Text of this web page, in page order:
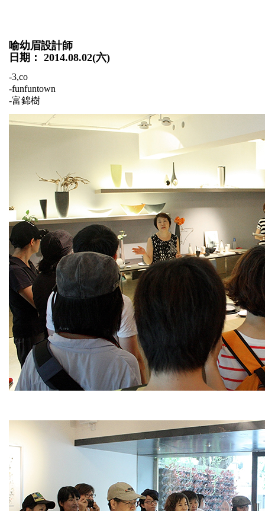
喻幼眉設計師
日期： 2014.08.02(六)
-3,co
-funfuntown
-富錦樹